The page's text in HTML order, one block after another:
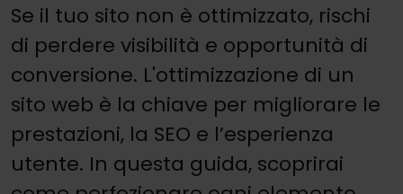
Se il tuo sito non è ottimizzato, rischi
di perdere visibilità e opportunità di
conversione. L'ottimizzazione di un
sito web è la chiave per migliorare le
prestazioni, la SEO e l’esperienza
utente. In questa guida, scoprirai